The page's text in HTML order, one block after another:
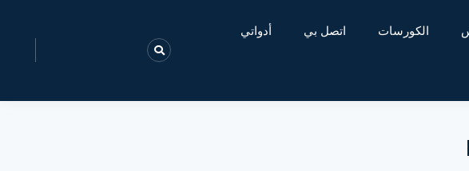
الكورسات اتصل بي أدواتي